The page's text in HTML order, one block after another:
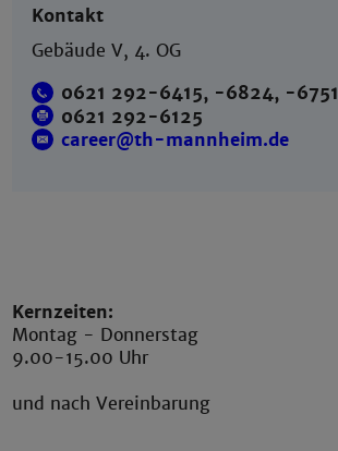
Kontakt
Gebäude V, 4. OG
0621 292-6415, -6824, -6751
0621 292-6125
career@th-mannheim.de
Kernzeiten:
Montag - Donnerstag
9.00-15.00 Uhr
und nach Vereinbarung